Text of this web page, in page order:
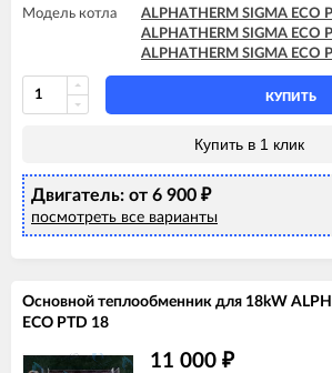
Модель котла
ALPHATHERM SIGMA ECO
ALPHATHERM SIGMA ECO
ALPHATHERM SIGMA ECO
КУПИТЬ
Купить в 1 клик
Двигатель: от 6 900 ₽
посмотреть все варианты
Основной теплообменник для 18kW
ECO PTD 18
11 000 ₽